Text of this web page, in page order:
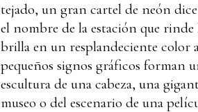
tejado, un gran cartel de neón dice
el nombre de la estación que rinde
brilla en un resplandeciente color
pequeños signos gráficos forman
escultura de una cabeza, una
museo o del escenario de una